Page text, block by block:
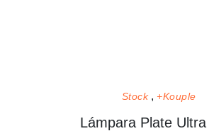
Stock +Kouple
Lámpara Plate Ultra